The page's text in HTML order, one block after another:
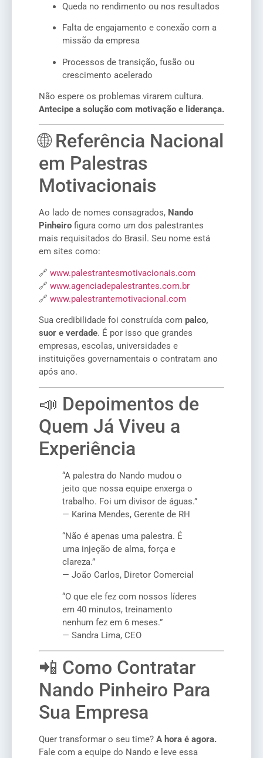
Queda no rendimento ou nos resultados
Falta de engajamento e conexão com a
missão da empresa
Processos de transição, fusão ou
crescimento acelerado
Não espere os problemas virarem cultura.
Antecipe a solução com motivação e liderança.
🌐 Referência Nacional
em Palestras
Motivacionais
Ao lado de nomes consagrados, Nando
Pinheiro figura como um dos palestrantes
mais requisitados do Brasil. Seu nome está
em sites como:
🔗 www.palestrantesmotivacionais.com
🔗 www.agenciadepalestrantes.com.br
🔗 www.palestrantemotivacional.com
Sua credibilidade foi construída com palco,
suor e verdade. É por isso que grandes
empresas, escolas, universidades e
instituições governamentais o contratam ano
após ano.
📣 Depoimentos de
Quem Já Viveu a
Experiência
“A palestra do Nando mudou o
jeito que nossa equipe enxerga o
trabalho. Foi um divisor de águas.”
— Karina Mendes, Gerente de RH
“Não é apenas uma palestra. É
uma injeção de alma, força e
clareza.”
— João Carlos, Diretor Comercial
“O que ele fez com nossos líderes
em 40 minutos, treinamento
nenhum fez em 6 meses.”
— Sandra Lima, CEO
📲 Como Contratar
Nando Pinheiro Para
Sua Empresa
Quer transformar o seu time? A hora é agora.
Fale com a equipe do Nando e leve essa